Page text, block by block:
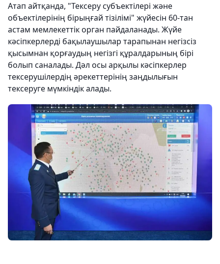
Атап айтқанда, "Тексеру субъектілері және
объектілерінің бірыңғай тізілімі" жүйесін 60-тан
астам мемлекеттік орган пайдаланады. Жүйе
кәсіпкерлерді бақылаушылар тарапынан негізсіз
қысымнан қорғаудың негізгі құралдарының бірі
болып саналады. Дәл осы арқылы кәсіпкерлер
тексерушілердің әрекеттерінің заңдылығын
тексеруге мүмкіндік алады.